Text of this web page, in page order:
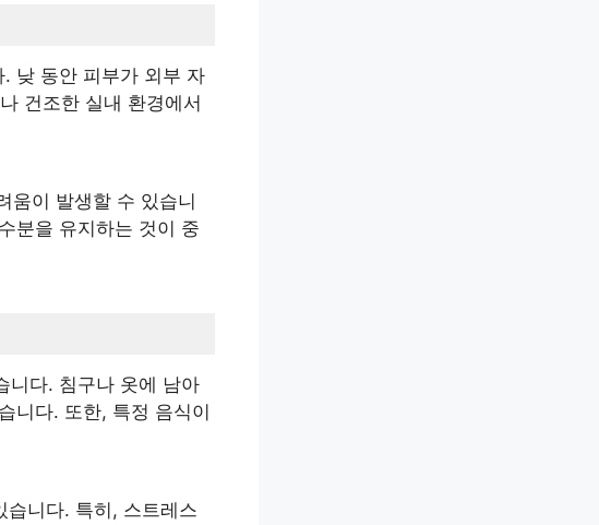
낮 동안 피부가 외부 자
건조한 실내 환경에서
움이 발생할 수 있습니
분을 유지하는 것이 중
니다. 침구나 옷에 남아
니다. 또한, 특정 음식이
습니다. 특히, 스트레스